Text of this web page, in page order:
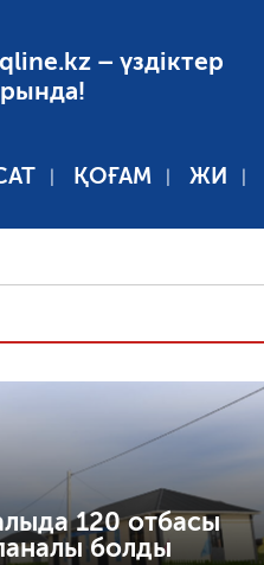
– үздіктер
ҚОҒАМ ЖИ
120 отбасы
болды